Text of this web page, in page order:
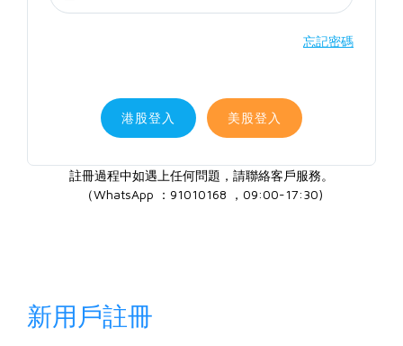
忘記密碼
港股登入 美股登入
註冊過程中如遇上任何問題，請聯絡客戶服務。
（WhatsApp ：91010168 ，09:00-17:30)
新用戶註冊